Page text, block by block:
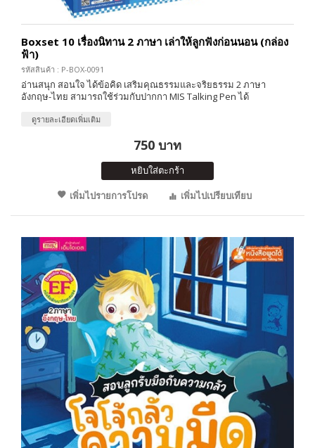
Boxset 10 เรื่องนิทาน 2 ภาษา เล่าให้ลูกฟังก่อนนอน (กล่อง
ฟ้า)
รหัสสินค้า : P-BOX-0091
อ่านสนุก สอนใจ ได้ข้อคิด เสริมคุณธรรมและจริยธรรม 2 ภาษา
อังกฤษ-ไทย สามารถใช้ร่วมกับปากกา MIS Talking Pen ได้
ดูรายละเอียดเพิ่มเติม
750 บาท
หยิบใส่ตะกร้า
เพิ่มไปรายการโปรด
เพิ่มไปเปรียบเทียบ